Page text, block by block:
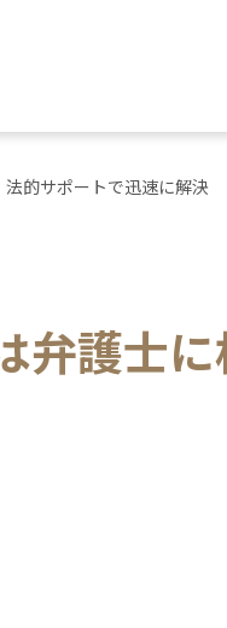
的サポートで迅速に解決
弁護士